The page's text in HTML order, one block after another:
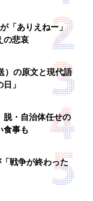
「ありえねー」
の悲哀
）の原文と現代語
」
・自治体任せの
食事も
戦争が終わった